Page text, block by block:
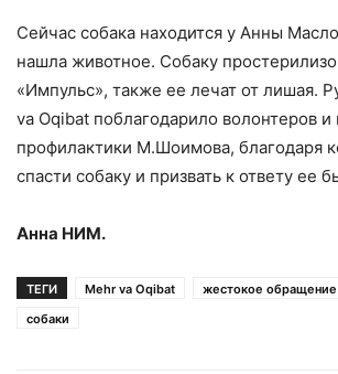
Сейчас собака находится у Анны
нашла животное. Собаку
«Импульс», также ее лечат от лишая.
va Oqibat поблагодарило волонтеров и
профилактики М.Шоимова, благодаря
спасти собаку и призвать к ответу ее
Анна НИМ.
ТЕГИ Mehr va Oqibat
жестокое
собаки